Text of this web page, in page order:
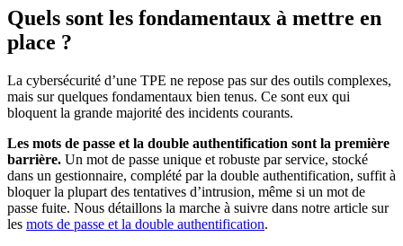
Quels sont les fondamentaux à mettre en
place ?
La cybersécurité d’une TPE ne repose pas sur des outils complexes,
mais sur quelques fondamentaux bien tenus. Ce sont eux qui
bloquent la grande majorité des incidents courants.
Les mots de passe et la double authentification sont la première
barrière. Un mot de passe unique et robuste par service, stocké
dans un gestionnaire, complété par la double authentification, suffit à
bloquer la plupart des tentatives d’intrusion, même si un mot de
passe fuite. Nous détaillons la marche à suivre dans notre article sur
les mots de passe et la double authentification.